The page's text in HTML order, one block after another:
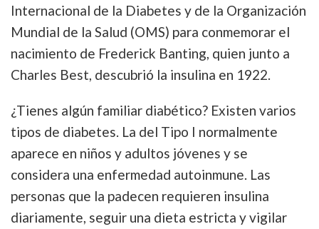
Internacional de la Diabetes y de la Organización
Mundial de la Salud (OMS) para conmemorar el
nacimiento de Frederick Banting, quien junto a
Charles Best, descubrió la insulina en 1922.
¿Tienes algún familiar diabético? Existen varios
tipos de diabetes. La del Tipo I normalmente
aparece en niños y adultos jóvenes y se
considera una enfermedad autoinmune. Las
personas que la padecen requieren insulina
diariamente, seguir una dieta estricta y vigilar